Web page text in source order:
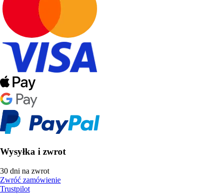
Wysyłka i zwrot
30 dni na zwrot
Zwróć zamówienie
Trustpilot